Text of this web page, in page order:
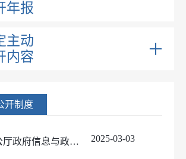
年报
主动
内容
开制度
国务院办公厅政府信息与政务公开办公室关于政府信息公开 ​申请接收渠道问题的解释 2025-03-03